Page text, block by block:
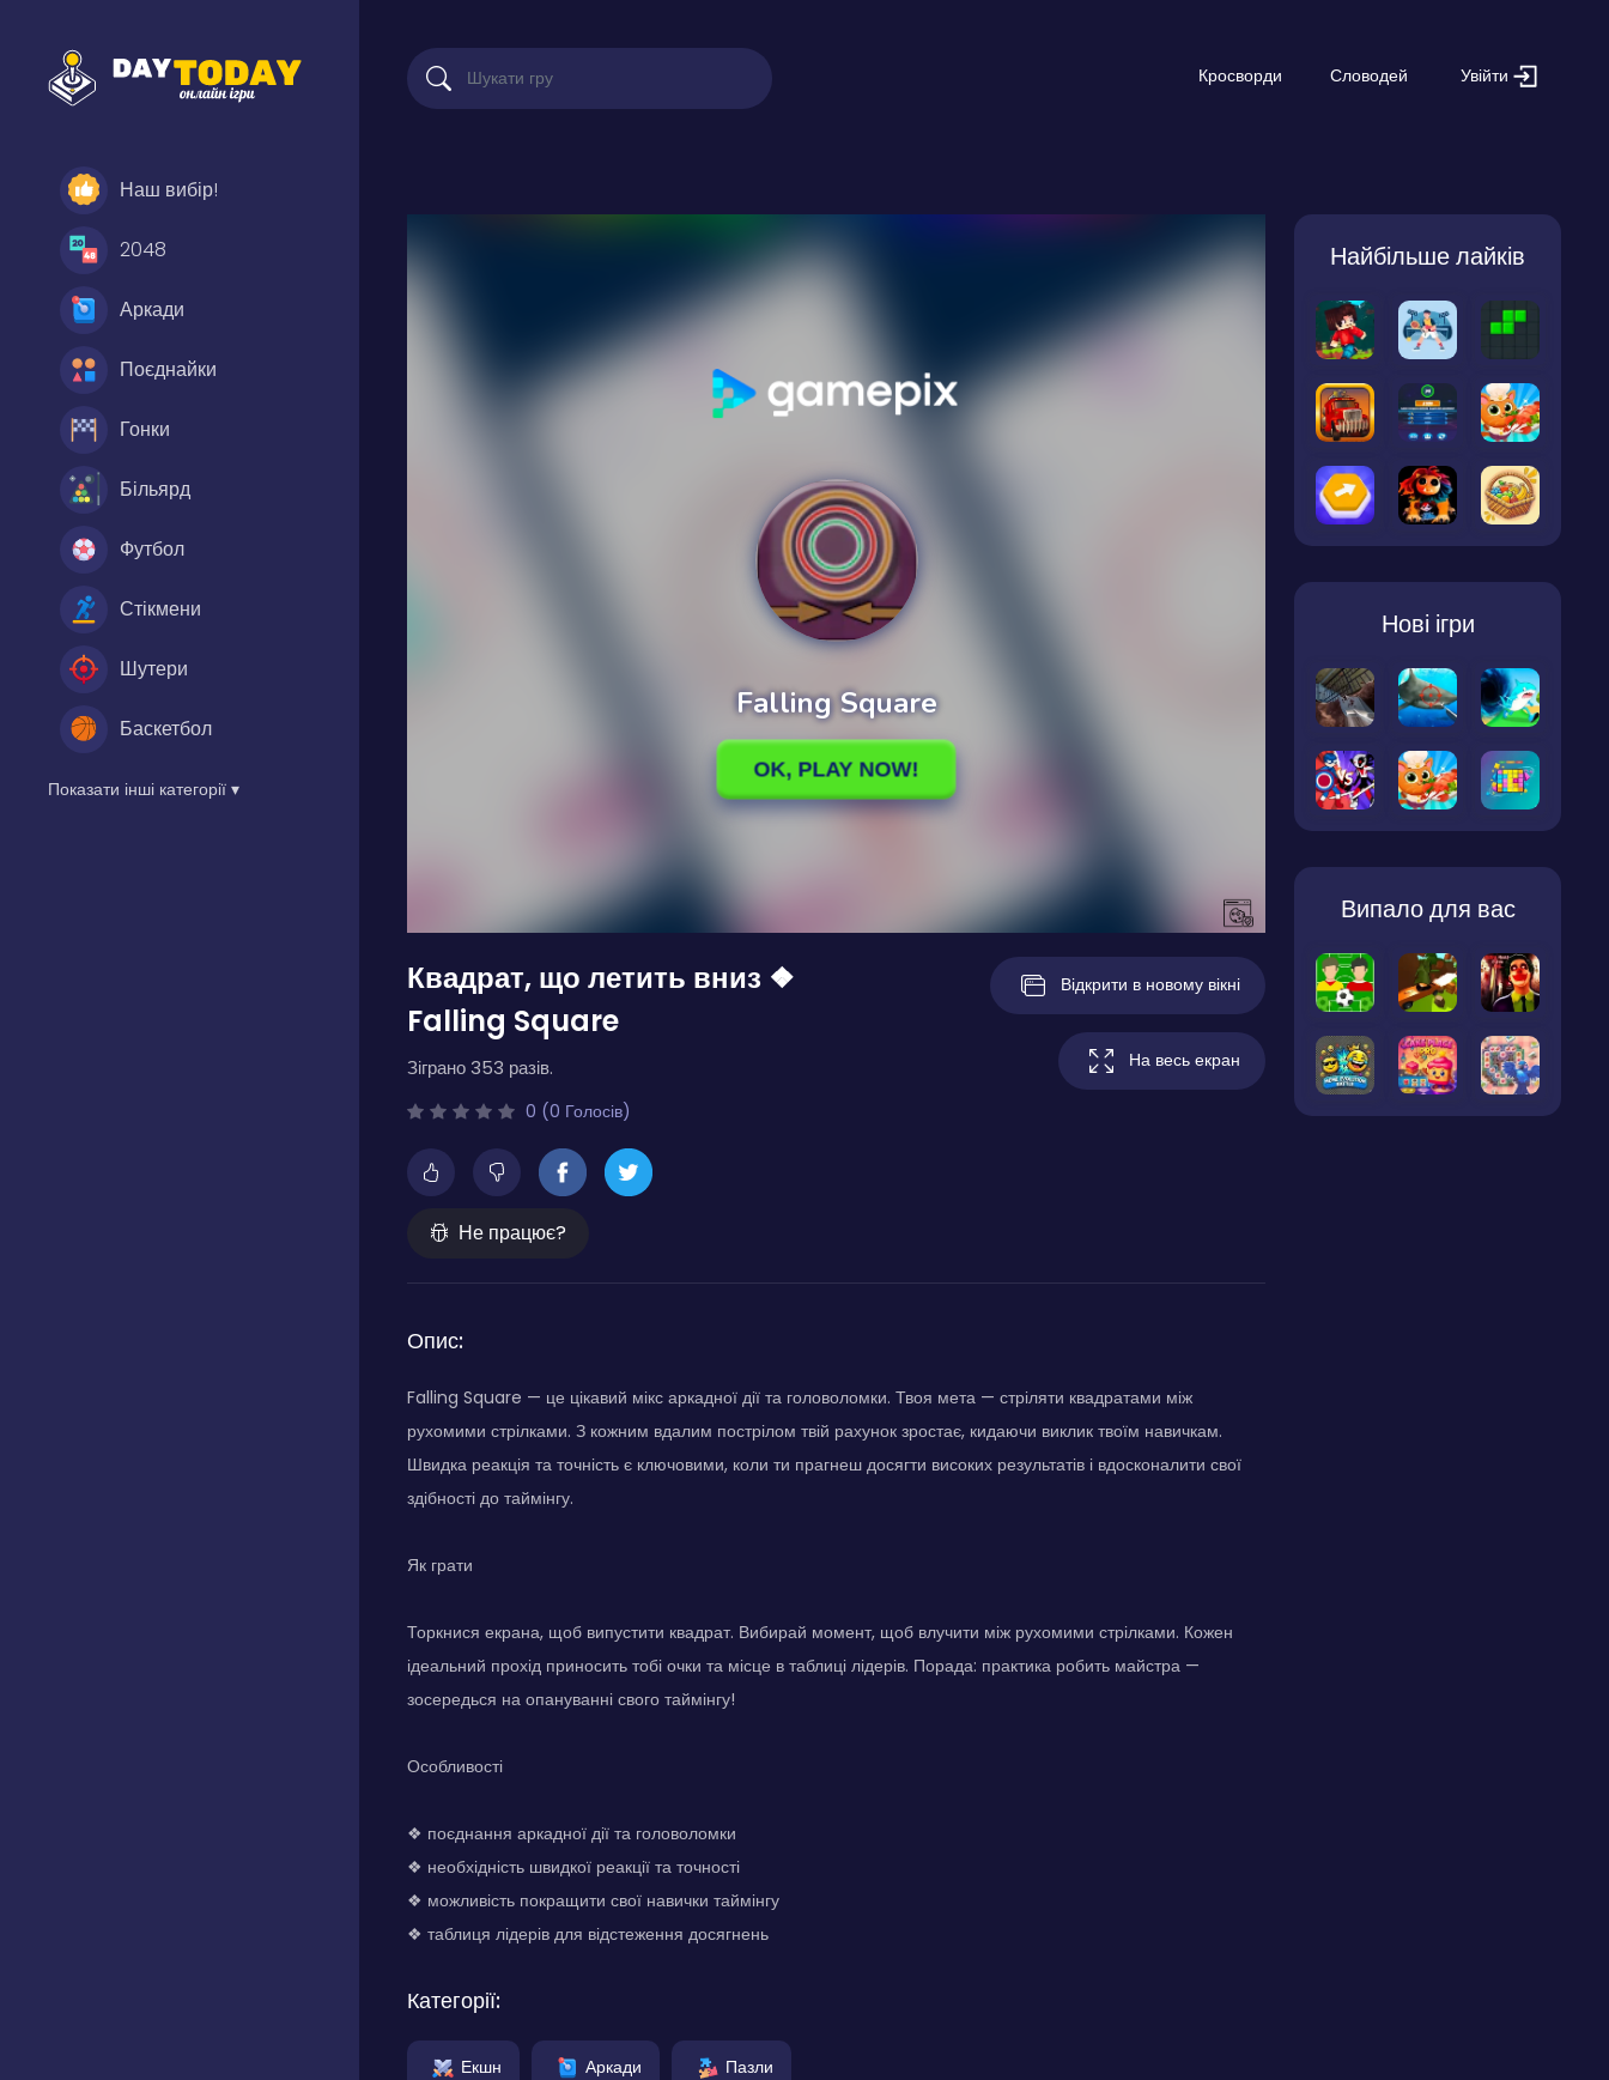
Наш вибір!
2048
Аркади
Поєднайки
Гонки
Більярд
Футбол
Стікмени
Шутери
Баскетбол
Показати інші категорії ▾
Кросворди Словодей Увійти
Квадрат, що летить вниз ❖
Falling Square
Зіграно 353 разів.
0 (0 Голосів)
Не працює?
Відкрити в новому вікні
На весь екран
Опис:
Falling Square — це цікавий мікс аркадної дії та головоломки. Твоя мета — стріляти квадратами між
рухомими стрілками. З кожним вдалим пострілом твій рахунок зростає, кидаючи виклик твоїм навичкам.
Швидка реакція та точність є ключовими, коли ти прагнеш досягти високих результатів і вдосконалити свої
здібності до таймінгу.
Як грати
Торкнися екрана, щоб випустити квадрат. Вибирай момент, щоб влучити між рухомими стрілками. Кожен
ідеальний прохід приносить тобі очки та місце в таблиці лідерів. Порада: практика робить майстра —
зосередься на опануванні свого таймінгу!
Особливості
❖ поєднання аркадної дії та головоломки
❖ необхідність швидкої реакції та точності
❖ можливість покращити свої навички таймінгу
❖ таблиця лідерів для відстеження досягнень
Категорії:
Екшн Аркади Пазли
Найбільше лайків
Нові ігри
Випало для вас